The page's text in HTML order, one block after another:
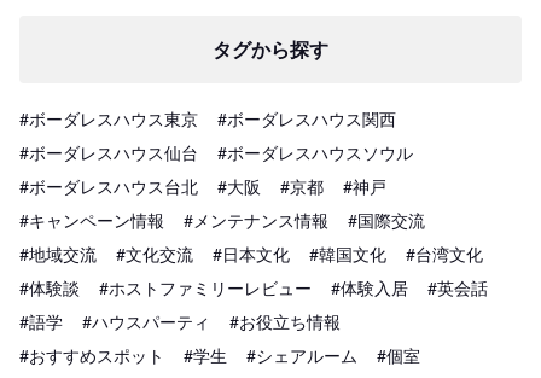
タグから探す
#ボーダレスハウス東京
#ボーダレスハウス関西
#ボーダレスハウス仙台
#ボーダレスハウスソウル
#ボーダレスハウス台北
#大阪 #京都
#神戸
#キャンペーン情報
#メンテナンス情報
#国際交流
#地域交流
#文化交流 #日本文化 #韓国文化
#台湾文化
#体験談
#ホストファミリーレビュー #体験入居
#英会話
#語学
#ハウスパーティ
#お役立ち情報
#おすすめスポット
#学生 #シェアルーム
#個室